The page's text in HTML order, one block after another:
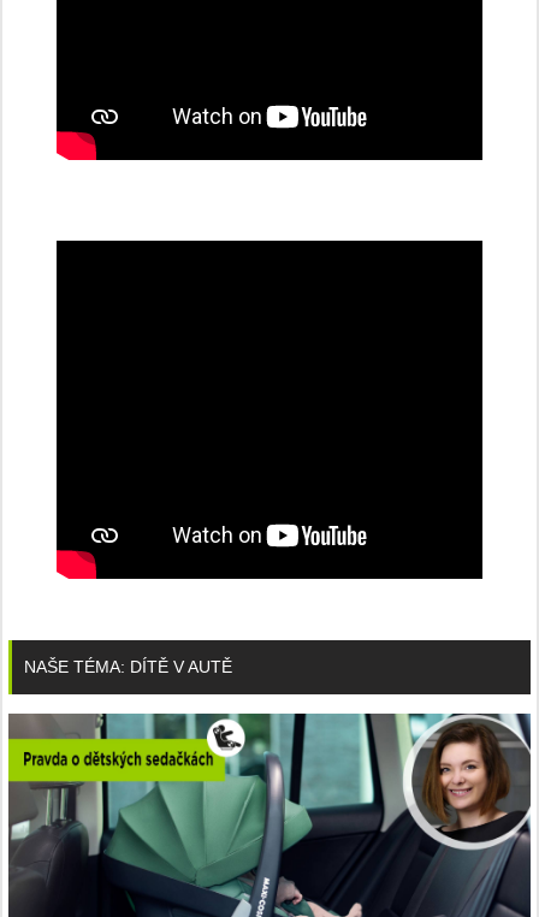
NAŠE TÉMA: DÍTĚ V AUTĚ